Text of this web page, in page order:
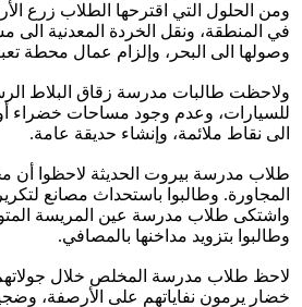
ومن الحلول التي اقترحها الطلاب زرع
في المنطقة، ونقل الخردة المعدنية الى
وصولها الى البحر، وإلزام عمال محطة
ولاحظت طالبات مدرسة زقاق البلاط
للسيارات، وعدم وجود مساحات خضراء أو
الى نقاط ملائمة، وإنشاء حديقة عامة.
طلاب مدرسة بيروت الحديثة لاحظوا أن
المجاورة. وطالبوا باستحداث مصانع
واشتكى طلاب مدرسة عين المريسة
وطالبوا بتزويد مداخنها بالمصافي.
لاحظ طلاب مدرسة المخلص خلال
خضار يرمون نفاياتهم على الأرصفة،